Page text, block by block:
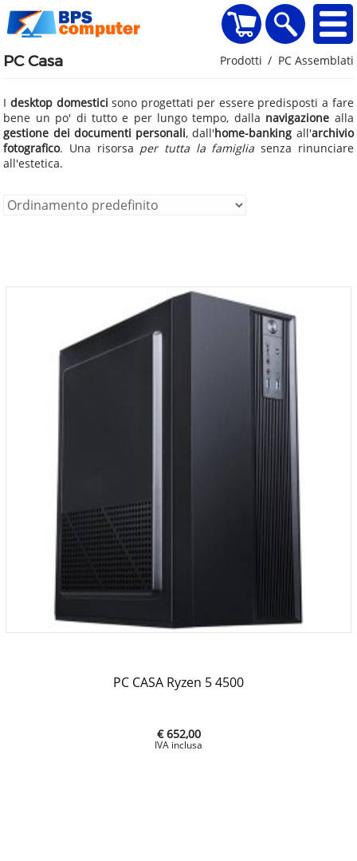
PC Casa Prodotti PC Assemblati
Idesktop domestici sono progettati per essere predisposti a fare
bene un po' di tutto e per lungo tempo, dalla navigazione alla
gestione dei documenti personali, dall'home-banking all'archivio
fotografico. Una risorsa per tutta la famiglia senza rinunciare
all'estetica.
PC CASA Ryzen 5 4500
€ 652,00
home Visualizza il
Ricerca